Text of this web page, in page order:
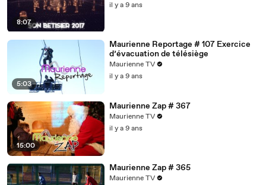
8:07
il y a 9 ans
5:03
Maurienne Reportage # 107 Exercice
d’évacuation de télésiège
Maurienne TV
il y a 9 ans
15:00
Maurienne Zap # 367
Maurienne TV
il y a 9 ans
Maurienne Zap # 365
Maurienne TV